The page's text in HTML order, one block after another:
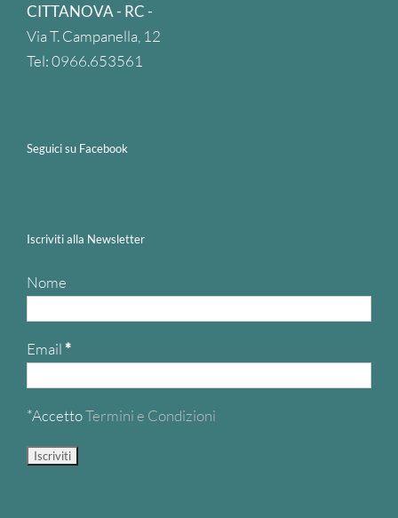
CITTANOVA - RC -
Via T. Campanella, 12
Tel: 0966.653561
Seguici su Facebook
Iscriviti alla Newsletter
Nome
Email *
*AccettoTermini e Condizioni